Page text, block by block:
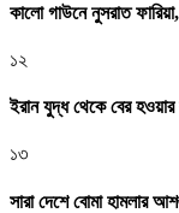
কালো গাউনে নুসরাত
১২
ইরান যুদ্ধ থেকে বের
১৩
সারা দেশে বোমা হামলার